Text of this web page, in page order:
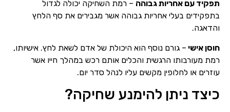
תפקיד עם אחריות גבוהה – רמת השחיקה יכולה לגדול
בתפקידים בעלי אחריות גבוהה אשר מגבירים את סף הלחץ
והדאגה.
חוסן אישי – גורם נוסף הוא היכולת של אדם לשאת לחץ. אישיותו,
רמת מעורבותו הרגשית והכלים אותם רכש במהלך חייו אשר
עוזרים או לחלופין מקשים עליו לנהל סדר יום.
כיצד ניתן להימנע שחיקה?